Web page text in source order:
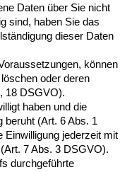
Daten über Sie nicht
sind, haben Sie das
dieser Daten
können
oder deren
18 DSGVO).
haben und die
beruht (Art. 6 Abs. 1
Einwilligung jederzeit mit
7 Abs. 3 DSGVO).
durchgeführte